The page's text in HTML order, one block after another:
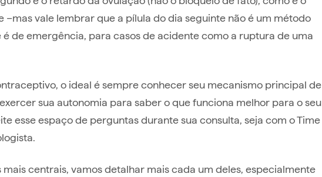
–mas vale lembrar que a pílula do dia seguinte não é um método
de emergência, para casos de acidente como a ruptura de uma
o ideal é sempre conhecer seu mecanismo principal de
sua autonomia para saber o que funciona melhor para o seu
esse espaço de perguntas durante sua consulta, seja com o Time
centrais, vamos detalhar mais cada um deles, especialmente